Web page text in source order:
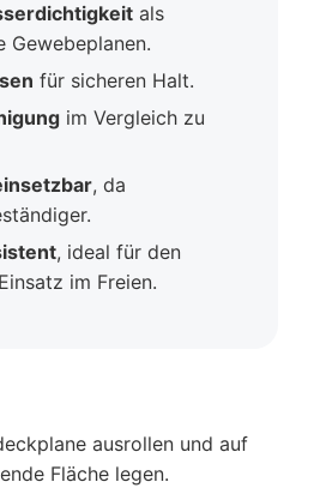
als
Gewebeplanen.
für sicheren Halt.
im Vergleich zu
, da
, ideal für den
im Freien.
ausrollen und auf
Fläche legen.